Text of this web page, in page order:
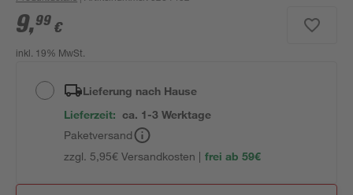
9,99 €
inkl. 19% MwSt.
Lieferung nach Hause
Lieferzeit: ca. 1-3 Werktage
Paketversand
zzgl. 5,95€ Versandkosten | frei ab 59€